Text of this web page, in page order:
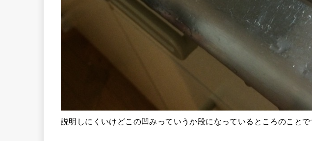
説明しにくいけどこの凹みっていうか段になっているところのことで